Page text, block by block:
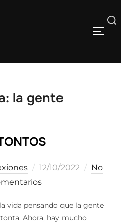
Buscar:
la gente
Publicado
el
12/10/2022
No
vida pensando que la gente
Ahora, hay mucho